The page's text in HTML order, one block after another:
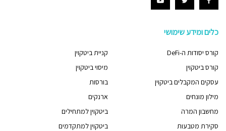
כלים ומידע שימושי
קורס יסודות ה-DeFi
קורס ביטקוין
עסקים המקבלים ביטקוין
מילון מונחים
מחשבון המרה
סקירת מטבעות
קניית ביטקוין
מיסוי ביטקוין
בורסות
ארנקים
ביטקוין למתחילים
ביטקוין למתקדמים